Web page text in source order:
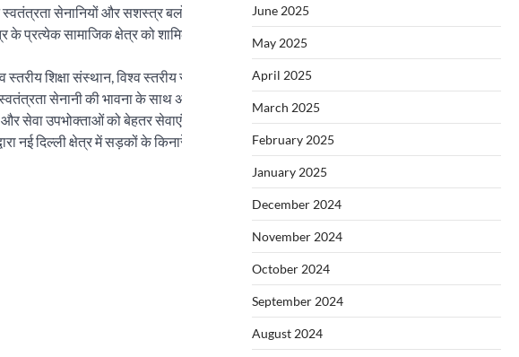
सेनानियों और सशस्त्र बलों तथा अर्धसैनिक बलों के जवानों को याद करते हुए और उन्हें
के प्रत्येक सामाजिक क्षेत्र को शामिल करते हुए सतत विकास के लक्ष्य को प्राप्त करने वाली राष्ट्र की
शिक्षा संस्थान, विश्व स्तरीय स्वास्थ्य अवसंरचना, वरिष्ठ नागरिकों और दिव्यांगों को शामिल करते
सेनानी की भावना के साथ अपने स्तर पर काम करना चाहिए और उम्मीद है कि सभी भविष्य के
सेवा उपभोक्ताओं को बेहतर सेवाएं प्रदान कर सकें। राष्ट्रीय ध्वज फहराने से पहले एनडीएमसी के
दिल्ली क्षेत्र में सड़कों के किनारे नागरिकों को 78वें स्वतंत्रता दिवस की बधाई देते हुए 24 पुष्प बोर्ड भी
June 2025
May 2025
April 2025
March 2025
February 2025
January 2025
December 2024
November 2024
October 2024
September 2024
August 2024